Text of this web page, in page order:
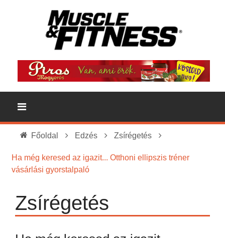
Főoldal Edzés Zsírégetés
Ha még keresed az igazit... Otthoni ellipszis tréner
vásárlási gyorstalpaló
Zsírégetés